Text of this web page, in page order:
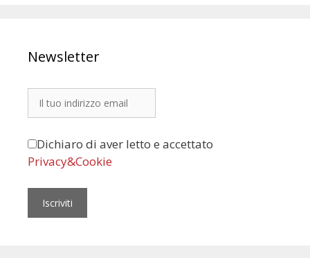
Newsletter
Dichiaro di aver letto e accettato
Privacy&Cookie